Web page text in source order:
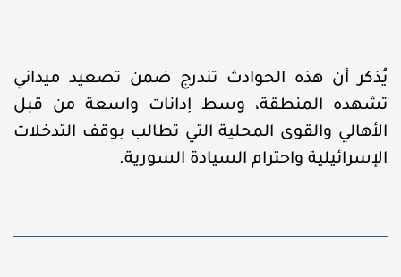
يُذكر أن هذه الحوادث تندرج ضمن تصعيد ميداني
تشهده المنطقة، وسط إدانات واسعة من قبل
الأهالي والقوى المحلية التي تطالب بوقف التدخلات
الإسرائيلية واحترام السيادة السورية.